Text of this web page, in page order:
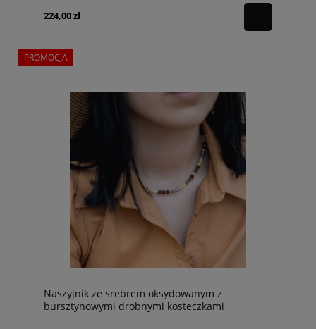
224,00 zł
Naszyjnik ze srebrem oksydowanym z
bursztynowymi drobnymi kosteczkami
PROMOCJA